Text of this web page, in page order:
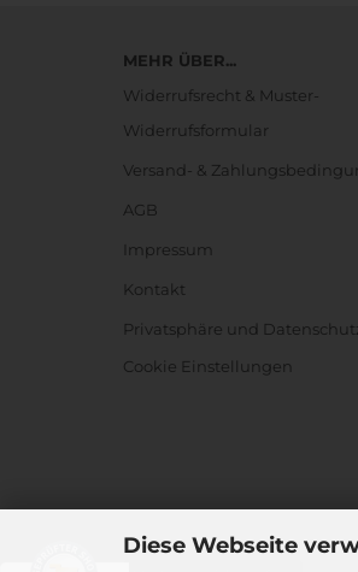
Diese Webseite
MEHR ÜBER...
Widerrufsrecht & Muster-
Widerrufsformular
Versand- &
AGB
Impressum
Kontakt
Privatsphäre und
Cookie Einstellungen